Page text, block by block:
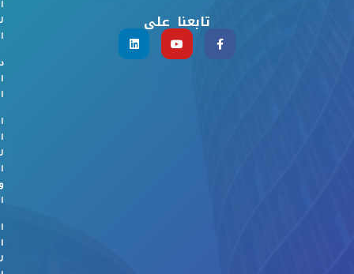
تابعنا على